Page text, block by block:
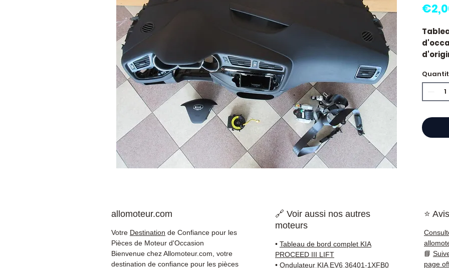
État
sur
Kia.
38 71
allomoteur.com
Votre Destination de Confiance pour les
Pièces de Moteur d'Occasion
Bienvenue chez Allomoteur.com, votre
destination de confiance pour les pièces
🔗 Voir aussi nos autres
moteurs
• Tableau de bord complet KIA
PROCEED III LIFT
• Ondulateur KIA EV6 36401-1XFB0
⭐
📘
page